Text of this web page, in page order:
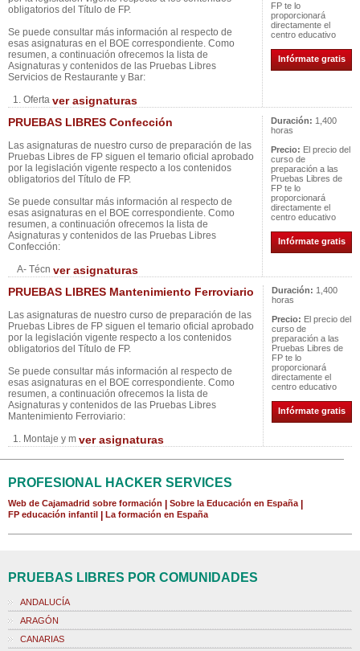
obligatorios del Título de FP.
Se puede consultar más información al respecto de
esas asignaturas en el BOE correspondiente. Como
resumen, a continuación ofrecemos la lista de
Asignaturas y contenidos de las Pruebas Libres
Servicios de Restaurante y Bar:
1. Oferta ver asignaturas
FP te lo
proporcionará
directamente el
centro educativo
Infórmate gratis
PRUEBAS LIBRES Confección
Las asignaturas de nuestro curso de preparación de las
Pruebas Libres de FP siguen el temario oficial aprobado
por la legislación vigente respecto a los contenidos
obligatorios del Título de FP.
Se puede consultar más información al respecto de
esas asignaturas en el BOE correspondiente. Como
resumen, a continuación ofrecemos la lista de
Asignaturas y contenidos de las Pruebas Libres
Confección:
A- Técn ver asignaturas
Duración: 1,400
horas
Precio: El precio del
curso de
preparación a las
Pruebas Libres de
FP te lo
proporcionará
directamente el
centro educativo
Infórmate gratis
PRUEBAS LIBRES Mantenimiento Ferroviario
Las asignaturas de nuestro curso de preparación de las
Pruebas Libres de FP siguen el temario oficial aprobado
por la legislación vigente respecto a los contenidos
obligatorios del Título de FP.
Se puede consultar más información al respecto de
esas asignaturas en el BOE correspondiente. Como
resumen, a continuación ofrecemos la lista de
Asignaturas y contenidos de las Pruebas Libres
Mantenimiento Ferroviario:
1. Montaje y m ver asignaturas
Duración: 1,400
horas
Precio: El precio del
curso de
preparación a las
Pruebas Libres de
FP te lo
proporcionará
directamente el
centro educativo
Infórmate gratis
PROFESIONAL HACKER SERVICES
Web de Cajamadrid sobre formación Sobre la Educación en España
FP educación infantil La formación en España
PRUEBAS LIBRES POR COMUNIDADES
ANDALUCÍA
ARAGÓN
CANARIAS